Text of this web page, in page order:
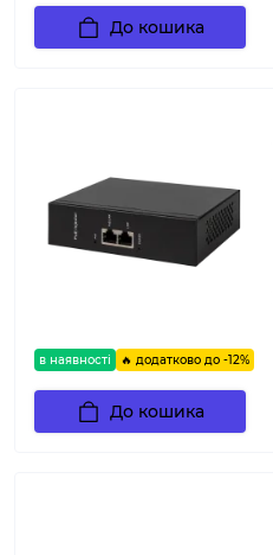
До кошика
в наявності 🔥 додатково до -12%
До кошика